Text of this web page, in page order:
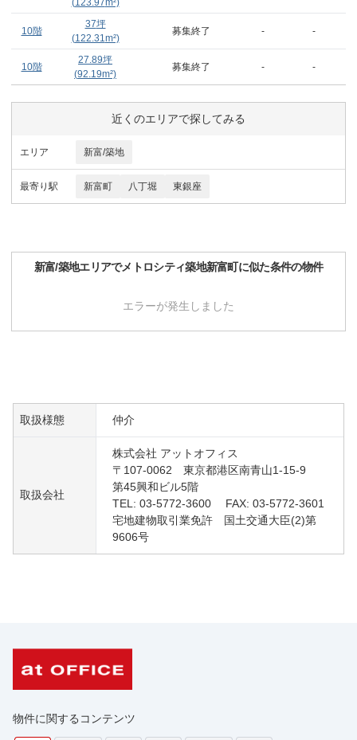
(123.97m²)
10階
37坪
(122.31m²)
募集終了 - -
10階
27.89坪
(92.19m²)
募集終了 - -
近くのエリアで探してみる
エリア 新富/築地
最寄り駅 新富町 八丁堀 東銀座
新富/築地エリアでメトロシティ築地新富町に似た条件の物件
エラーが発生しました
取扱様態 仲介
取扱会社
株式会社 アットオフィス
〒107-0062 東京都港区南青山1-15-9
第45興和ビル5階
TEL: 03-5772-3600 FAX: 03-5772-3601
宅地建物取引業免許 国土交通大臣(2)第
9606号
物件に関するコンテンツ